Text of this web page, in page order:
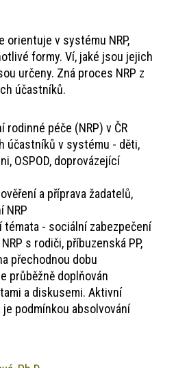
orientuje v systému NRP,
formy. Ví, jaké jsou jejich
určeny. Zná proces NRP z
účastníků.
rodinné péče (NRP) v ČR
účastníků v systému - děti,
OSPOD, doprovázející
a příprava žadatelů,
NRP
témata - sociální zabezpečení
s rodiči, příbuzenská PP,
přechodnou dobu
průběžně doplňován
a diskusemi. Aktivní
podmínkou absolvování